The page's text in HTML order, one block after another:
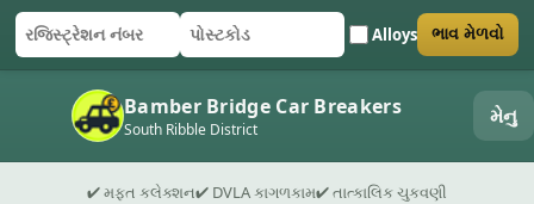
રજિસ્ટ્રેશન નંબર
પોસ્ટકોડ Alloys
ફોર્મ સબમિટ કરો ભાવ મેળવો
Bamber Bridge Car Breakers
South Ribble District મેનુ
✔ મફત કલેક્શન✔ DVLA કાગળકામ✔ તાત્કાલિક ચુકવણી